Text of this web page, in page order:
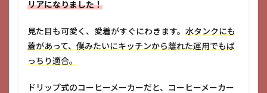
リアになりました！
見た目も可愛く、愛着がすぐにわきます。 水タンクにも
蓋があって、僕みたいにキッチンから離れた運用でもば
っちり適合。
ドリップ式のコーヒーメーカーだと、コーヒーメーカー